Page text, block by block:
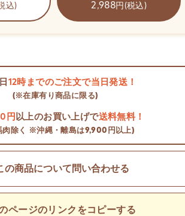
込)
2,988円(税込)
12時までのご注文で当日発送！
(※在庫有り商品に限る)
円 以上のお買い上げで送料無料！
除く ※沖縄・離島は9,900円以上)
の商品について問い合わせる
ページのリンクをコピーする